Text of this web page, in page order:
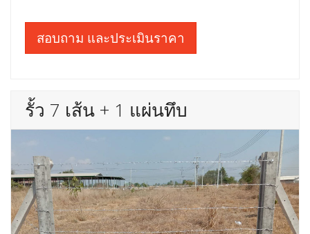
สอบถาม และประเมินราคา
รั้ว 7 เส้น + 1 แผ่นทึบ